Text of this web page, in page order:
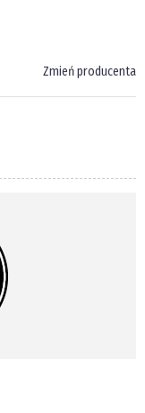
Zmień producenta